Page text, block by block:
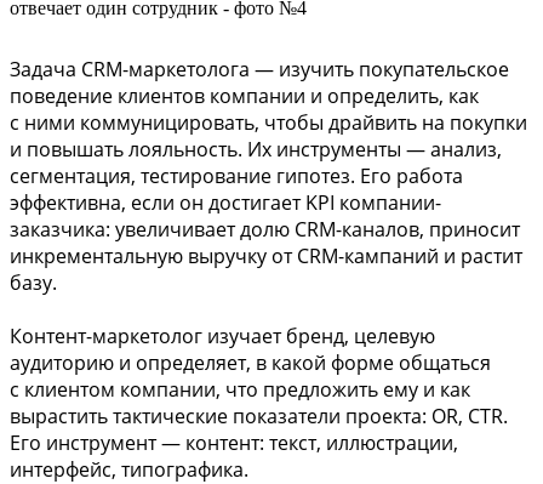
Задача CRM-маркетолога — изучить покупательское
поведение клиентов компании и определить, как
с ними коммуницировать, чтобы драйвить на покупки
и повышать лояльность. Их инструменты — анализ,
сегментация, тестирование гипотез. Его работа
эффективна, если он достигает KPI компании-
заказчика: увеличивает долю CRM-каналов, приносит
инкрементальную выручку от CRM-кампаний и растит
базу.
Контент-маркетолог изучает бренд, целевую
аудиторию и определяет, в какой форме общаться
с клиентом компании, что предложить ему и как
вырастить тактические показатели проекта: OR, CTR.
Его инструмент — контент: текст, иллюстрации,
интерфейс, типографика.